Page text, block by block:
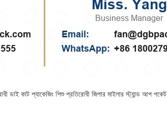
কাট প্যাকেজিং শিশু প্রতিরোধী জিপার মাইলার স্ট্যান্ড আপ পকেট